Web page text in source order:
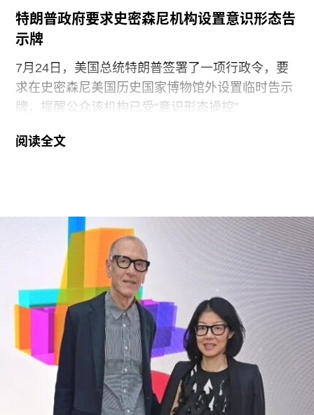
特朗普政府要求史密森尼机构设置意识形态告
示牌
7月24日，美国总统特朗普签署了一项行政令，要
求在史密森尼美国历史国家博物馆外设置临时告示
牌，提醒公众该机构已受“意识形态操控”
持续针对史密森尼学会施压行动的进一步升级。他
扬“美国的伟大”。
其中，美国国家历史博物馆已成为特朗普持续抨击
的主要目标。在本月初发布的一份长达162页的报
告中，政府指责博物馆馆长安西娅·M·哈蒂格
（Anthea M. Hartig）在展览中传播“激进的行动主
义意识形态”。
根据这一行政令，新的指示牌将告知参观者，博物
馆现有展览“应予以改造”，以符合政府近期发布的
题为《拯救美国的故事：史密森尼学会美国国家历
阅读全文